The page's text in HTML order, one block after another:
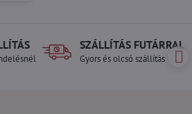
SZÁLLÍTÁS FUTÁRRAL
Gyors és olcsó szállítás